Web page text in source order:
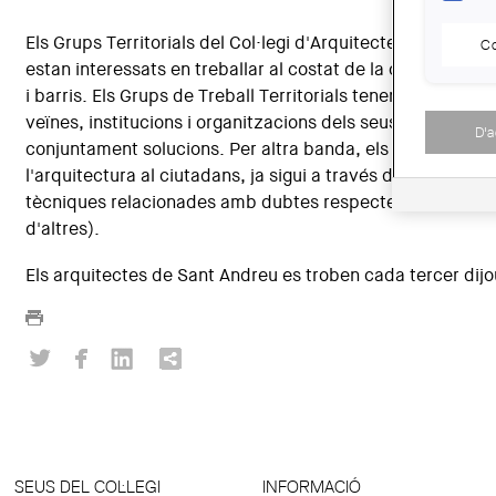
Els Grups Territorials del Col·legi d'Arquitectes estan
estan interessats en treballar al costat de la ciutadania
i barris. Els Grups de Treball Territorials tenen com a
veïnes, institucions i organitzacions dels seus barris,
conjuntament solucions. Per altra banda, els Grups
l'arquitectura al ciutadans, ja sigui a través d'activitats
tècniques relacionades amb dubtes respecte a l'exercici
d'altres).
Els arquitectes de Sant Andreu es troben cada tercer
SEUS DEL COL·LEGI INFORMACIÓ